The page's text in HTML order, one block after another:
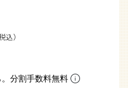
込
分割手数料無料